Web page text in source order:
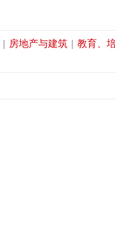
| 房地产与建筑 | 教育、